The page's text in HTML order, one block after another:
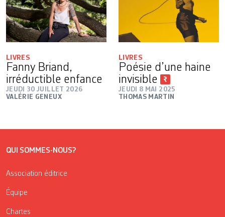
LIVRES
Fanny Briand,
irréductible enfance
JEUDI 30 JUILLET 2026
VALÉRIE GENEUX
LIVRES
Poésie d’une haine
invisible
JEUDI 8 MAI 2025
THOMAS MARTIN
QUI SOMMES-NOUS?
Association éditrice
Équipe
Chartes